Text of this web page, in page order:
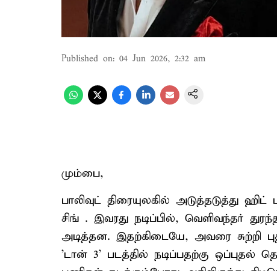
Published on: 04 Jun 2026, 2:32 am
மும்பை,
பாலிவுட் திரையுலகில் அடுத்தடுத்து
சிங் . இவரது நடிப்பில், வெளிவந்தர்
அடித்தன. இதற்கிடையே, அவரை சுற்றி
'டான் 3' படத்தில் நடிப்பதற்கு ஒப்புதல்